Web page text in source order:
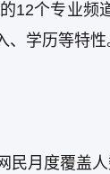
12个专业频
学历等特
月度覆盖